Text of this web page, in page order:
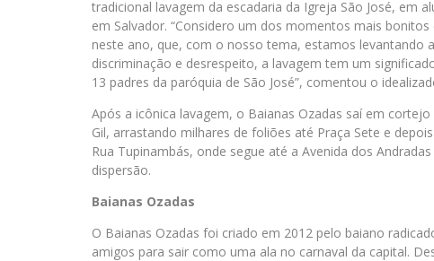
tradicional lavagem da escadaria da Igreja São José, em
em Salvador. “Considero um dos momentos mais
neste ano, que, com o nosso tema, estamos levantando
discriminação e desrespeito, a lavagem tem um
13 padres da paróquia de São José”, comentou o
Após a icônica lavagem, o Baianas Ozadas saí em
Gil, arrastando milhares de foliões até Praça Sete e
Rua Tupinambás, onde segue até a Avenida dos
dispersão.
Baianas Ozadas
O Baianas Ozadas foi criado em 2012 pelo baiano
amigos para sair como uma ala no carnaval da capital.